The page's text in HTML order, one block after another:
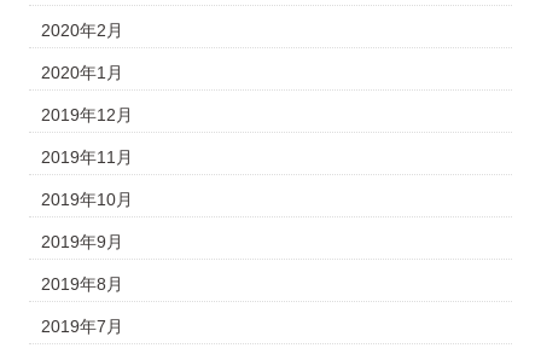
2020年2月
2020年1月
2019年12月
2019年11月
2019年10月
2019年9月
2019年8月
2019年7月